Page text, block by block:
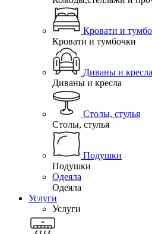
Кровати и
Кровати и тумбочки
Диваны и кресла
Диваны и кресла
Столы, стулья
Столы, стулья
Подушки
Подушки
Одеяла
Одеяла
Услуги
Услуги